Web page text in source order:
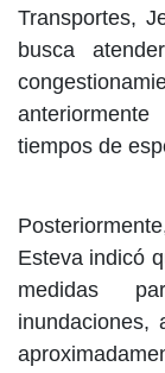
Transportes,
busca
tiempos de
Esteva indicó
medidas